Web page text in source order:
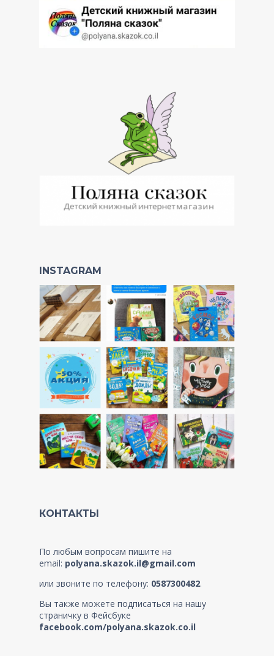
INSTAGRAM
КОНТАКТЫ
По любым вопросам пишите на
email: polyana.skazok.il@gmail.com
или звоните по телефону: 0587300482.
Вы также можете подписаться на нашу
страничку в Фейсбуке
facebook.com/polyana.skazok.co.il